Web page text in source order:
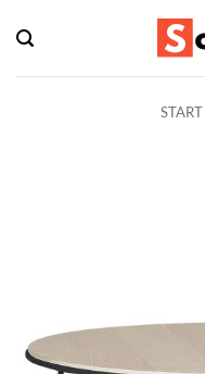
Inhalt
springen
START